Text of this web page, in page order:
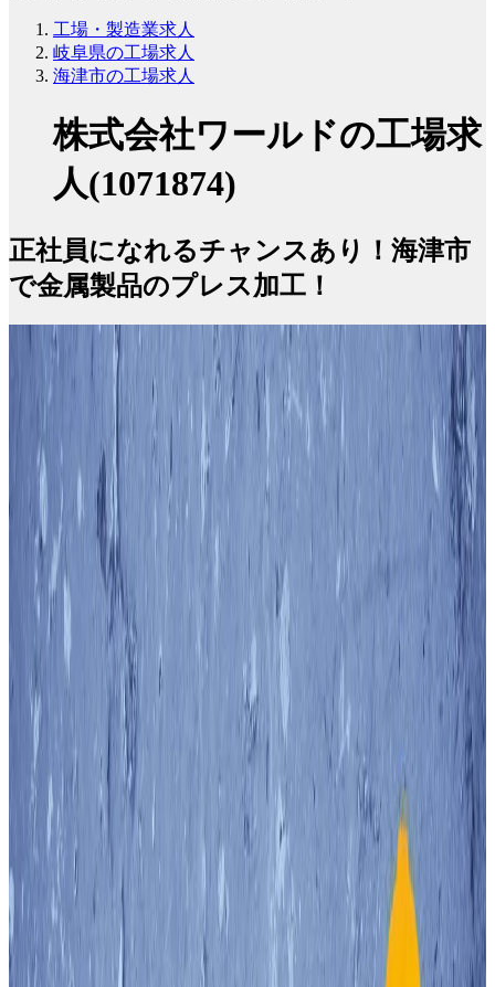
工場・製造業求人
岐阜県の工場求人
海津市の工場求人
株式会社ワールドの工場求
人(1071874)
正社員になれるチャンスあり！海津市
で金属製品のプレス加工！